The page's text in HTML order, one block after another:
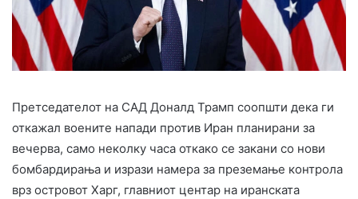
Претседателот на САД Доналд Трамп соопшти дека ги
откажал воените напади против Иран планирани за
вечерва, само неколку часа откако се закани со нови
бомбардирања и изрази намера за преземање контрола
врз островот Харг, главниот центар на иранската